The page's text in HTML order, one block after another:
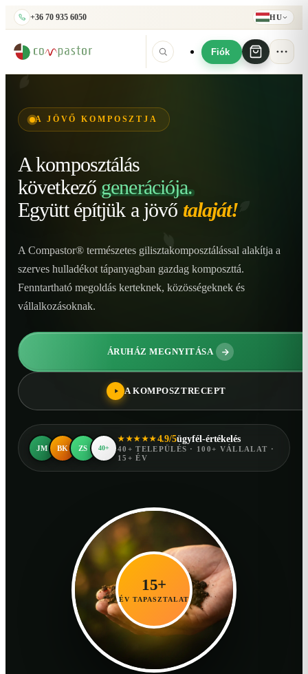
+36 70 935 6050 HU
Fiók
A JÖVŐ KOMPOSZTJA
A komposztálás
következő generációja.
Együtt építjük a jövő talaját!
A Compastor® természetes gilisztakomposztálással alakítja a
szerves hulladékot tápanyagban gazdag komposzttá.
Fenntartható megoldás kerteknek, közösségeknek és
vállalkozásoknak.
ÁRUHÁZ MEGNYITÁSA
A KOMPOSZTRECEPT
JM BK ZS 40+
★★★★★4.9/5ügyfél-értékelés
40+ TELEPÜLÉS · 100+ VÁLLALAT ·
15+ ÉV
15+
ÉV TAPASZTALAT